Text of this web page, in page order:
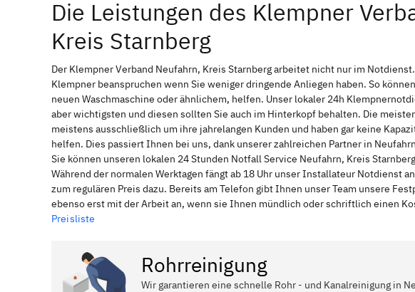
Die Leistungen des Klempner
Kreis Starnberg
Der Klempner Verband Neufahrn, Kreis Starnberg arbeitet nicht nur im
Klempner beanspruchen wenn Sie weniger dringende Anliegen haben. So
neuen Waschmaschine oder ähnlichem, helfen. Unser lokaler 24h
aber wichtigsten und diesen sollten Sie auch im Hinterkopf behalten. Die
meistens ausschließlich um ihre jahrelangen Kunden und haben gar keine
helfen. Dies passiert Ihnen bei uns, dank unserer zahlreichen Partner in
Sie können unseren lokalen 24 Stunden Notfall Service Neufahrn, Kreis
Während der normalen Werktagen fängt ab 18 Uhr unser Installateur Notdienst
zum regulären Preis dazu. Bereits am Telefon gibt Ihnen unser Team unsere
ebenso erst mit der Arbeit an, wenn sie Ihnen mündlich oder schriftlich einen
Preisliste
Rohrreinigung
Wir garantieren eine schnelle Rohr - und Kanalreinigung in